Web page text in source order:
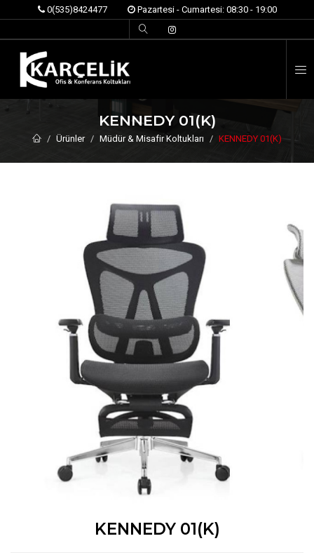
0(535)8424477 Pazartesi - Cumartesi: 08:30 - 19:00
KENNEDY 01(K)
Ürünler Müdür & Misafir Koltukları KENNEDY 01(K)
KENNEDY 01(K)